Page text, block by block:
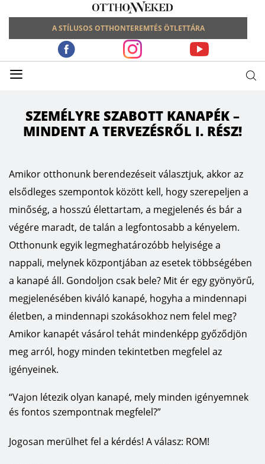
A STÍLUSOS OTTHONTEREMTÉS ÖTLETTÁRA
≡
SZEMÉLYRE SZABOTT KANAPÉK –
MINDENT A TERVEZÉSRŐL I. RÉSZ!
Amikor otthonunk berendezéseit választjuk, akkor az
elsődleges szempontok között kell, hogy szerepeljen a
minőség, a hosszú élettartam, a megjelenés és bár a
végére maradt, de talán a legfontosabb a kényelem.
Otthonunk egyik legmeghatározóbb helyisége a
nappali, melynek központjában az esetek többségében
a kanapé áll. Gondoljon csak bele? Mit ér egy gyönyörű,
megjelenésében kiváló kanapé, hogyha a mindennapi
életben, a mindennapi szokásokhoz nem felel meg?
Amikor kanapét vásárol tehát mindenképp győződjön
meg arról, hogy minden tekintetben megfelel az
igényeinek.
“Vajon létezik olyan kanapé, mely minden igényemnek
és fontos szempontnak megfelel?”
Jogosan merülhet fel a kérdés! A válasz: ROM!